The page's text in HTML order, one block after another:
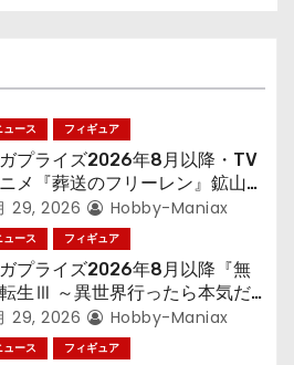
ュース フィギュア
プライズ2026年8月以降・TV
メ『葬送のフリーレン』鉱山で
年働くことになっっちゃった
リーレン」を立体化！
29, 2026 Hobby-Maniax
ュース フィギュア
プライズ2026年8月以降『無
生Ⅲ ～異世界行ったら本気だ
』から「ロキシー」のフィギュ
登場！
29, 2026 Hobby-Maniax
ュース フィギュア